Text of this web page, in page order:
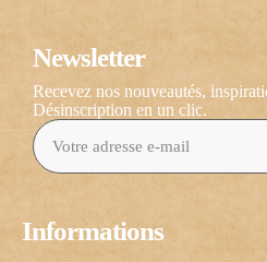
Informations
Newsletter
Recevez nos nouveautés,
Désinscription en un clic.